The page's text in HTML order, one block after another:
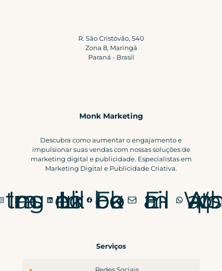
R. São Cristóvão, 540
Zona 8, Maringá
Paraná - Brasil
Monk Marketing
Descubra como aumentar o engajamento e
impulsionar suas vendas com nossas soluções de
marketing digital e publicidade. Especialistas em
Marketing Digital e Publicidade Criativa.
Instagram LinkedIn Facebook E-mail WhatsApp
Serviços